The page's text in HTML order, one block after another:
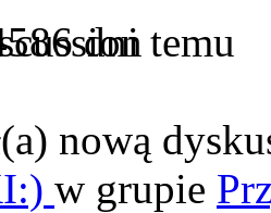
dni temu
nową
w grupie